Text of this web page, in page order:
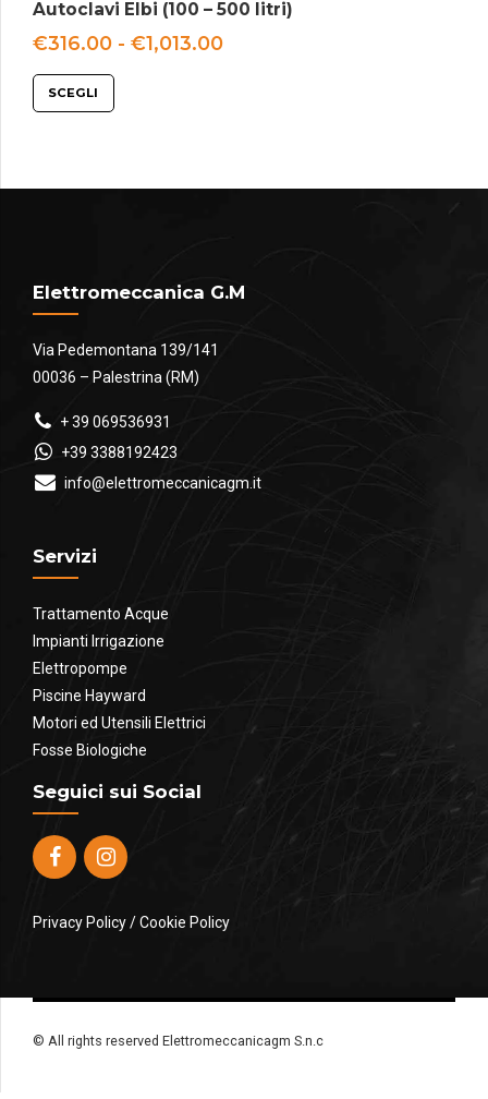
Autoclavi Elbi (100 – 500 litri)
€316.00 - €1,013.00Fascia
SCEGLI
Elettromeccanica G.M
Via Pedemontana 139/141
00036 – Palestrina (RM)
+ 39 069536931
+39 3388192423
info@elettromeccanicagm.it
Servizi
Trattamento Acque
Impianti Irrigazione
Elettropompe
Piscine Hayward
Motori ed Utensili Elettrici
Fosse Biologiche
Seguici sui Social
Privacy Policy/Cookie Policy
© All rights reserved Elettromeccanicagm S.n.c